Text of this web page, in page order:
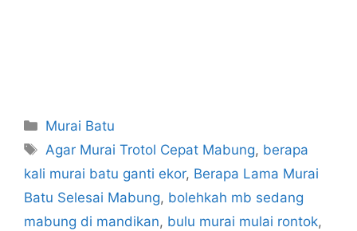
Categories
Murai Batu
Tags
Agar Murai Trotol Cepat Mabung, berapa
kali murai batu ganti ekor, Berapa Lama Murai
Batu Selesai Mabung, bolehkah mb sedang
mabung di mandikan, bulu murai mulai rontok,